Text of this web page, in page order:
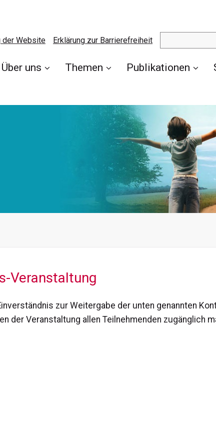
der Website Erklärung zur Barrierefreiheit
Über uns Themen Publikationen
Veranstaltung
zur Weitergabe der unten genannten
der Veranstaltung allen Teilnehmenden zugänglich